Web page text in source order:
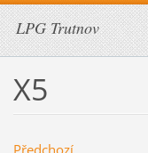
LPG Trutnov
X5
Předchozí